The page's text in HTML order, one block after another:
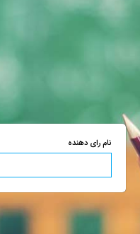
نام رای دهنده